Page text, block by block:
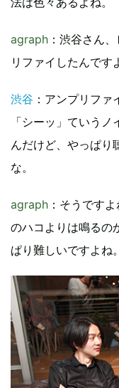
agraph ：渋谷さん
リファイしたんです
渋谷 ：アンプリフ
「シーッ」ていう
んだけど、やっぱり
な。
agraph ：そうです
のハコよりは鳴るの
ぱり難しいですよね。